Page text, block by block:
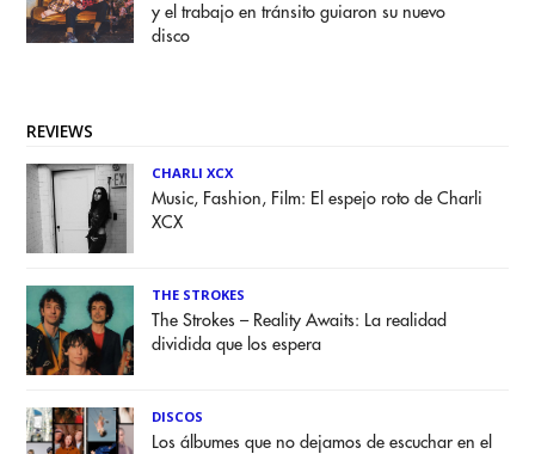
y el trabajo en tránsito guiaron su nuevo
disco
REVIEWS
CHARLI XCX
Music, Fashion, Film: El espejo roto de Charli
XCX
THE STROKES
The Strokes – Reality Awaits: La realidad
dividida que los espera
DISCOS
Los álbumes que no dejamos de escuchar en el